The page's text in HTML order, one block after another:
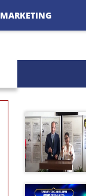
MARKETING